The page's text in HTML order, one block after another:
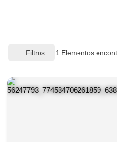
Filtros 1 Elementos